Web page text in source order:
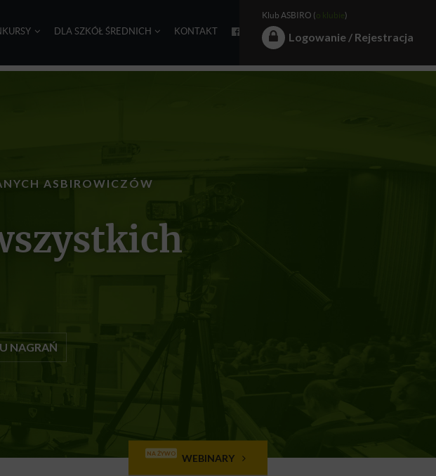
DLA SZKÓŁ ŚREDNICH KONTAKT
Klub ASBIRO ( o klubie)
Logowanie / Rejestracja
ASBIROWICZÓW
NAGRAŃ
NA ŻYWO WEBINARY